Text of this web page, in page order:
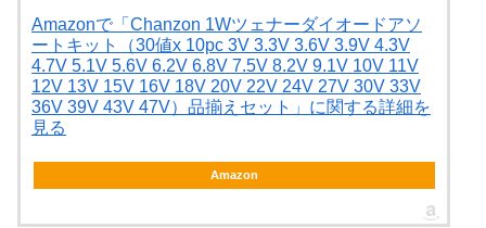
Amazonで「Chanzon 1Wツェナーダイオードアソ
ートキット（30値x 10pc 3V 3.3V 3.6V 3.9V 4.3V
4.7V 5.1V 5.6V 6.2V 6.8V 7.5V 8.2V 9.1V 10V 11V
12V 13V 15V 16V 18V 20V 22V 24V 27V 30V 33V
36V 39V 43V 47V）品揃えセット」に関する詳細を
見る
Amazon